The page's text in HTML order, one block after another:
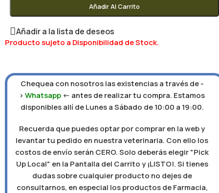
Añadir Al Carrito
Añadir a la lista de deseos
Producto sujeto a Disponibilidad de Stock.
Chequea con nosotros las existencias a través de -
>Whatsapp <- antes de realizar tu compra. Estamos
disponibles allí de Lunes a Sábado de 10:00 a 19:00.
Recuerda que puedes optar por comprar en la web y
levantar tu pedido en nuestra veterinaria. Con ello los
costos de envío serán CERO. Solo deberás elegir "Pick
Up Local" en la Pantalla del Carrito y ¡LISTO!. Si tienes
dudas sobre cualquier producto no dejes de
consultarnos, en especial los productos de Farmacia,